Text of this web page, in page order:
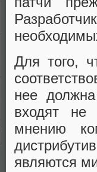
Для того,
нее
входят не
мнению
являются